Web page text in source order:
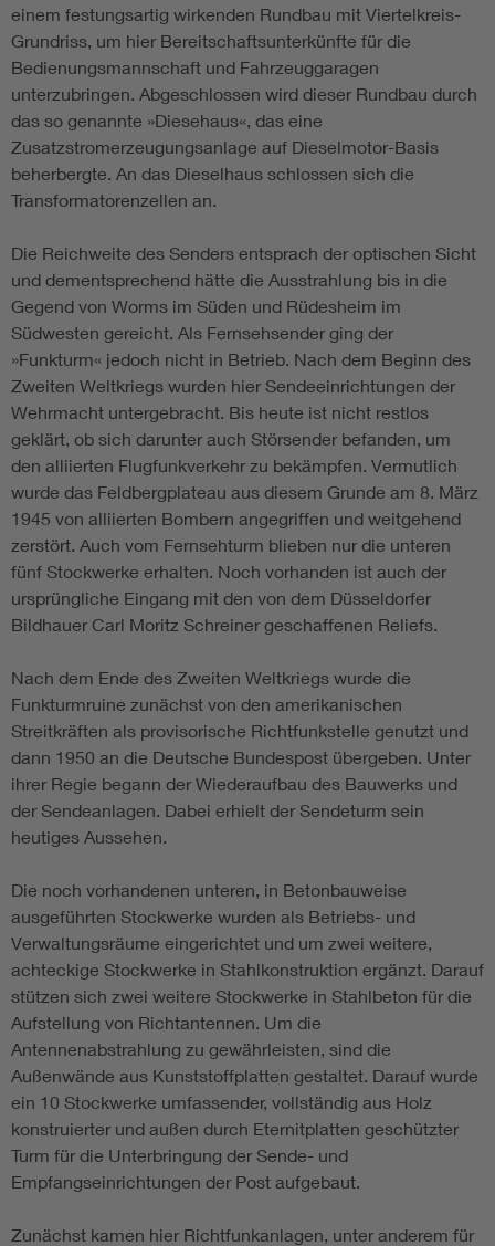
einem festungsartig wirkenden Rundbau mit Viertelkreis-
Grundriss, um hier Bereitschaftsunterkünfte für die
Bedienungsmannschaft und Fahrzeuggaragen
unterzubringen. Abgeschlossen wird dieser Rundbau durch
das so genannte »Diesehaus«, das eine
Zusatzstromerzeugungsanlage auf Dieselmotor-Basis
beherbergte. An das Dieselhaus schlossen sich die
Transformatorenzellen an.
Die Reichweite des Senders entsprach der optischen Sicht
und dementsprechend hätte die Ausstrahlung bis in die
Gegend von Worms im Süden und Rüdesheim im
Südwesten gereicht. Als Fernsehsender ging der
»Funkturm« jedoch nicht in Betrieb. Nach dem Beginn des
Zweiten Weltkriegs wurden hier Sendeeinrichtungen der
Wehrmacht untergebracht. Bis heute ist nicht restlos
geklärt, ob sich darunter auch Störsender befanden, um
den alliierten Flugfunkverkehr zu bekämpfen. Vermutlich
wurde das Feldbergplateau aus diesem Grunde am 8. März
1945 von alliierten Bombern angegriffen und weitgehend
zerstört. Auch vom Fernsehturm blieben nur die unteren
fünf Stockwerke erhalten. Noch vorhanden ist auch der
ursprüngliche Eingang mit den von dem Düsseldorfer
Bildhauer Carl Moritz Schreiner geschaffenen Reliefs.
Nach dem Ende des Zweiten Weltkriegs wurde die
Funkturmruine zunächst von den amerikanischen
Streitkräften als provisorische Richtfunkstelle genutzt und
dann 1950 an die Deutsche Bundespost übergeben. Unter
ihrer Regie begann der Wiederaufbau des Bauwerks und
der Sendeanlagen. Dabei erhielt der Sendeturm sein
heutiges Aussehen.
Die noch vorhandenen unteren, in Betonbauweise
ausgeführten Stockwerke wurden als Betriebs- und
Verwaltungsräume eingerichtet und um zwei weitere,
achteckige Stockwerke in Stahlkonstruktion ergänzt. Darauf
stützen sich zwei weitere Stockwerke in Stahlbeton für die
Aufstellung von Richtantennen. Um die
Antennenabstrahlung zu gewährleisten, sind die
Außenwände aus Kunststoffplatten gestaltet. Darauf wurde
ein 10 Stockwerke umfassender, vollständig aus Holz
konstruierter und außen durch Eternitplatten geschützter
Turm für die Unterbringung der Sende- und
Empfangseinrichtungen der Post aufgebaut.
Zunächst kamen hier Richtfunkanlagen, unter anderem für